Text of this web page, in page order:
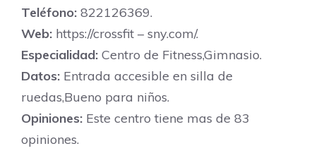
Teléfono: 822126369.
Web: https://crossfit – sny.com/.
Especialidad: Centro de Fitness,Gimnasio.
Datos: Entrada accesible en silla de
ruedas,Bueno para niños.
Opiniones: Este centro tiene mas de 83
opiniones.